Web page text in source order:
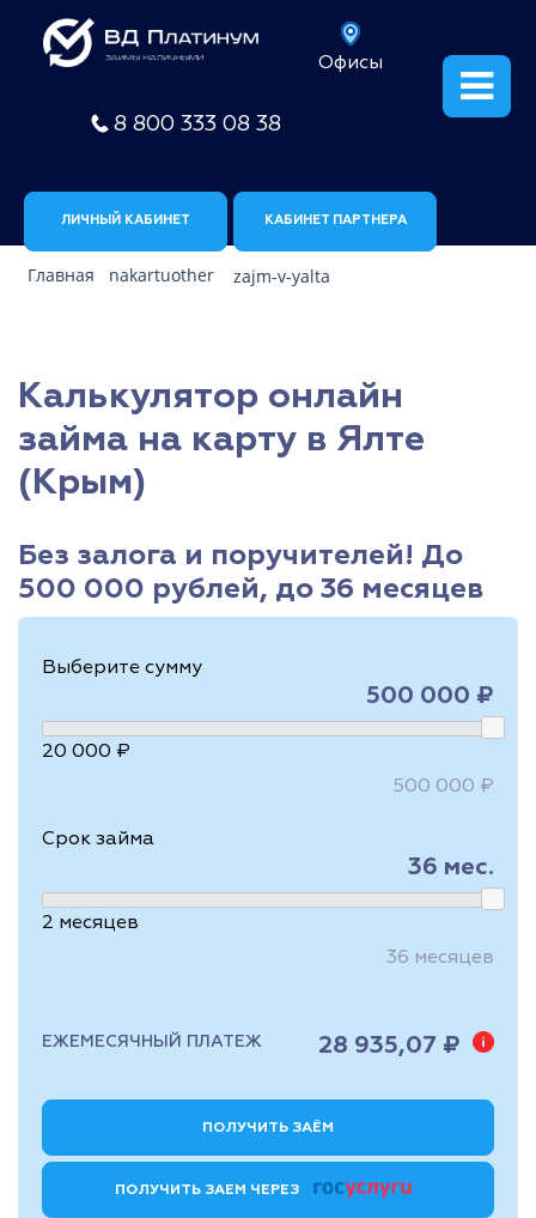
Офисы
8 800 333 08 38
ЛИЧНЫЙ КАБИНЕТ КАБИНЕТ ПАРТНЕРА
Главная nakartuother zajm-v-yalta
Калькулятор онлайн
займа на карту в Ялте
(Крым)
Без залога и поручителей! До
500 000 рублей, до 36 месяцев
Выберите сумму
500 000 ₽
20 000 ₽
500 000 ₽
Срок займа
36 мес.
2 месяцев
36 месяцев
ЕЖЕМЕСЯЧНЫЙ ПЛАТЕЖ 28 935,07 ₽
ПОЛУЧИТЬ ЗАЕМ ЧЕРЕЗ